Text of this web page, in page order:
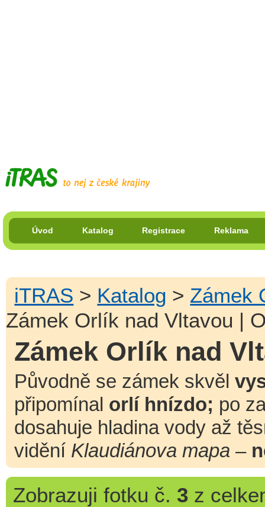
Úvod Katalog Registrace Reklama
iTRAS > Katalog > Zámek
Zámek Orlík nad Vltavou |
Zámek Orlík nad
Původně se zámek skvěl
připomínal orlí hnízdo; po
dosahuje hladina vody až
vidění Klaudiánova mapa–
Zobrazuji fotku č. 3z